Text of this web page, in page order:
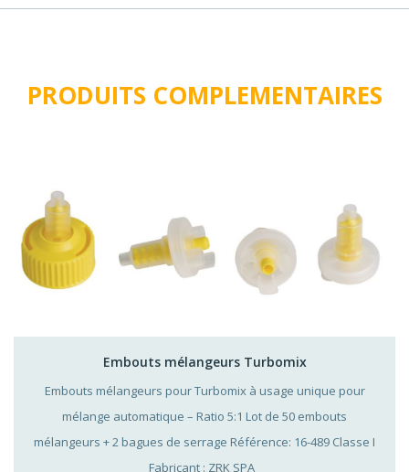
PRODUITS COMPLEMENTAIRES
Embouts mélangeurs Turbomix
Embouts mélangeurs pour Turbomix à usage unique pour
mélange automatique – Ratio 5:1 Lot de 50 embouts
mélangeurs + 2 bagues de serrage Référence: 16-489 Classe I
Fabricant : ZRK SPA